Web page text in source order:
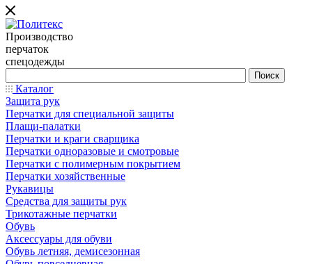
Производство
перчаток
спецодежды
Каталог
Защита рук
Перчатки для специальной защиты
Плащи-палатки
Перчатки и краги сварщика
Перчатки одноразовые и смотровые
Перчатки с полимерным покрытием
Перчатки хозяйственные
Рукавицы
Средства для защиты рук
Трикотажные перчатки
Обувь
Аксессуары для обуви
Обувь летняя, демисезонная